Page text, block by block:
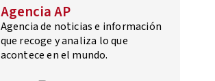
Agencia AP
Agencia de noticias e información
que recoge y analiza lo que
acontece en el mundo.